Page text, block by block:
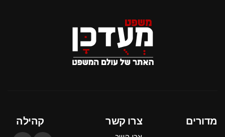
מדורים צרו קשר קהילה